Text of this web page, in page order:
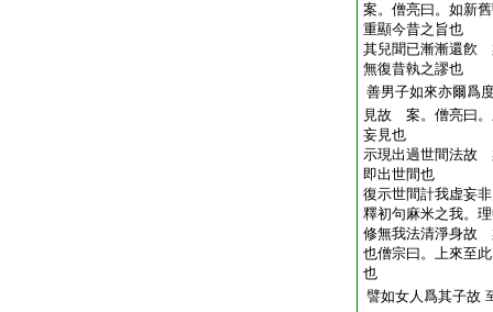
案。僧亮曰。如新
重顯今昔之旨也
其兒聞已漸漸還飮
無復昔執之謬也
善男子如來亦爾爲
見故 案。僧亮曰。
妄見也
示現出過世間法故
即出世間也
復示世間計我虚妄
釋初句麻米之我。
修無我法清淨身故
也僧宗曰。上來至
也
譬如女人爲其子故